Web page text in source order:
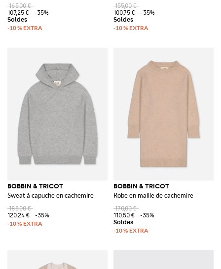
165,00 €
107,25 €
-35%
155,00 €
100,75 €
-35%
BOBBIN & TRICOT
Sweat à capuche en cachemire
185,00 €
120,24 €
-35%
BOBBIN & TRICOT
Robe en maille de cachemire
170,00 €
110,50 €
-35%